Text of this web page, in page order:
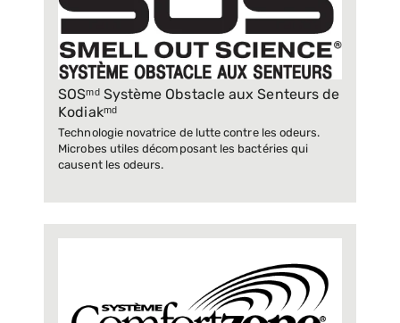
SOSᵐᵈ Système Obstacle aux Senteurs de
Kodiakᵐᵈ
Technologie novatrice de lutte contre les odeurs.
Microbes utiles décomposant les bactéries qui
causent les odeurs.